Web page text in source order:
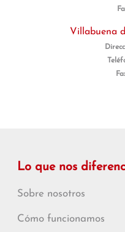
Villabuena
Lo que nos
Sobre nosotros
Cómo funcionamos